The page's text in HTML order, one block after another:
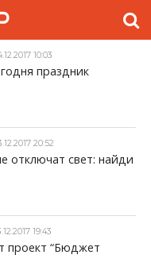
10:03
праздник
20:52
отключат свет: найди
19:43
проект “Бюджет